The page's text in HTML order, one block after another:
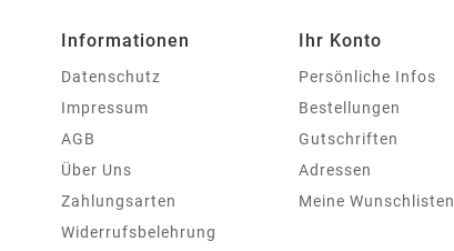
Informationen
Datenschutz
Impressum
AGB
Über Uns
Zahlungsarten
Widerrufsbelehrung
Ihr Konto
Persönliche Infos
Bestellungen
Gutschriften
Adressen
Meine Wunschlisten